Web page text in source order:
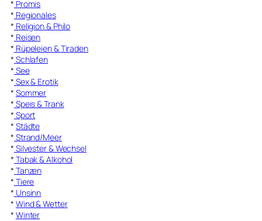
* Promis
* Regionales
* Religion & Philo
* Reisen
* Rüpeleien & Tiraden
* Schlafen
* See
* Sex & Erotik
* Sommer
* Speis & Trank
* Sport
* Städte
* Strand/Meer
* Silvester & Wechsel
* Tabak & Alkohol
* Tanzen
* Tiere
* Unsinn
* Wind & Wetter
* Winter